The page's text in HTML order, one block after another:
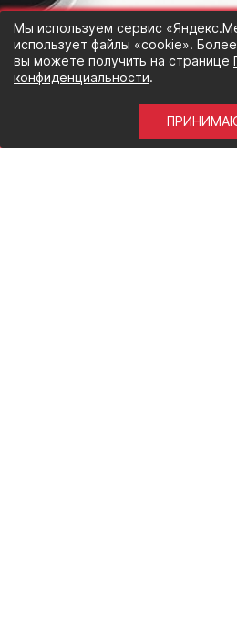
Мы используем сервис
использует файлы «cookie».
вы можете получить на странице
конфиденциальности.